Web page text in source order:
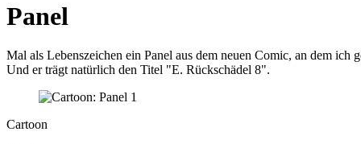
Panel
Mal als Lebenszeichen ein Panel aus dem neuen Comic, an dem ich
Und er trägt natürlich den Titel "E. Rückschädel 8".
Cartoon